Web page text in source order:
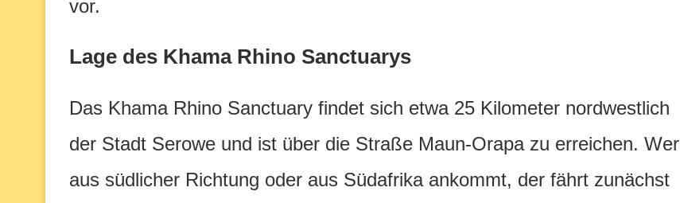
vor.
Lage des Khama Rhino Sanctuarys
Das Khama Rhino Sanctuary findet sich etwa 25 Kilometer nordwestlich
der Stadt Serowe und ist über die Straße Maun-Orapa zu erreichen. Wer
aus südlicher Richtung oder aus Südafrika ankommt, der fährt zunächst